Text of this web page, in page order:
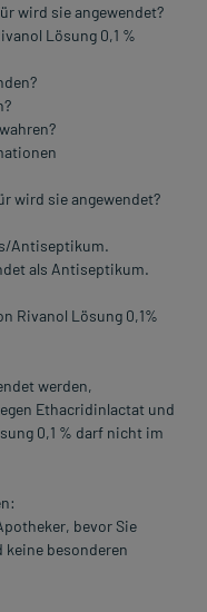
wird sie angewendet?
Lösung 0,1 %
wird sie angewendet?
Antiseptikum.
als Antiseptikum.
Rivanol Lösung 0,1%
werden,
Ethacridinlactat und
0,1 % darf nicht im
bevor Sie
keine besonderen